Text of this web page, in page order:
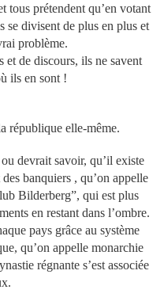
tous prétendent qu’en votant
se divisent de plus en plus et
problème.
de discours, ils ne savent
ils en sont !
elle-même.
devrait savoir, qu’il existe
banquiers , qu’on appelle
Bilderberg”, qui est plus
en restant dans l’ombre.
pays grâce au système
qu’on appelle monarchie
régnante s’est associée